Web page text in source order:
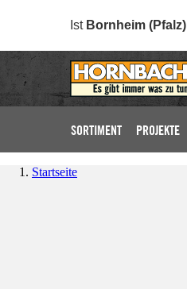
Ist Bornheim (Pfalz)
SORTIMENT PROJEKTE
Startseite